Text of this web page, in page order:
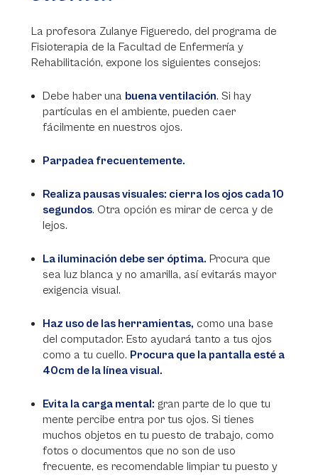
La profesora Zulanye Figueredo, del programa de
Fisioterapia de la Facultad de Enfermería y
Rehabilitación, expone los siguientes consejos:
Debe haber una buena ventilación. Si hay
partículas en el ambiente, pueden caer
fácilmente en nuestros ojos.
Parpadea frecuentemente.
Realiza pausas visuales: cierra los ojos cada 10
segundos. Otra opción es mirar de cerca y de
lejos.
La iluminación debe ser óptima. Procura que
sea luz blanca y no amarilla, así evitarás mayor
exigencia visual.
Haz uso de las herramientas, como una base
del computador. Esto ayudará tanto a tus ojos
como a tu cuello. Procura que la pantalla esté a
40cm de la línea visual.
Evita la carga mental: gran parte de lo que tu
mente percibe entra por tus ojos. Si tienes
muchos objetos en tu puesto de trabajo, como
fotos o documentos que no son de uso
frecuente, es recomendable limpiar tu puesto y